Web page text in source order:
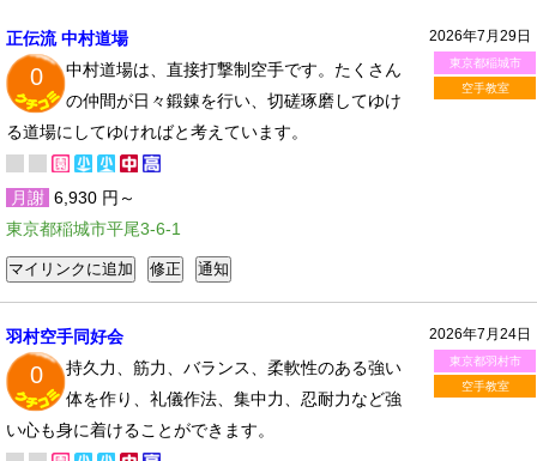
2026年7月29日
東京都稲城市
空手教室
正伝流 中村道場
0
中村道場は、直接打撃制空手です。たくさん
の仲間が日々鍛錬を行い、切磋琢磨してゆけ
る道場にしてゆければと考えています。
月謝 6,930 円～
東京都稲城市平尾3-6-1
2026年7月24日
東京都羽村市
空手教室
羽村空手同好会
0
持久力、筋力、バランス、柔軟性のある強い
体を作り、礼儀作法、集中力、忍耐力など強
い心も身に着けることができます。